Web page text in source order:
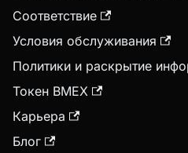
Соответствие
Условия обслуживания
Политики и раскрытие
Токен BMEX
Карьера
Блог